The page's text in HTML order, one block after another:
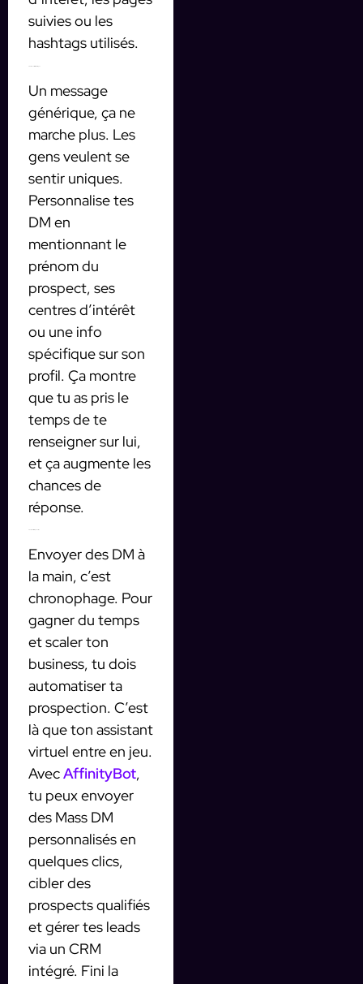
suivies ou les
hashtags utilisés.
Un message
générique, ça ne
marche plus. Les
gens veulent se
sentir uniques.
Personnalise tes
DM en
mentionnant le
prénom du
prospect, ses
centres d’intérêt
ou une info
spécifique sur son
profil. Ça montre
que tu as pris le
temps de te
renseigner sur lui,
et ça augmente les
chances de
réponse.
Envoyer des DM à
la main, c’est
chronophage. Pour
gagner du temps
et scaler ton
business, tu dois
automatiser ta
prospection. C’est
là que ton assistant
virtuel entre en jeu.
AvecAffinityBot,
tu peux envoyer
des Mass DM
personnalisés en
quelques clics,
cibler des
prospects qualifiés
et gérer tes leads
via un CRM
intégré. Fini la